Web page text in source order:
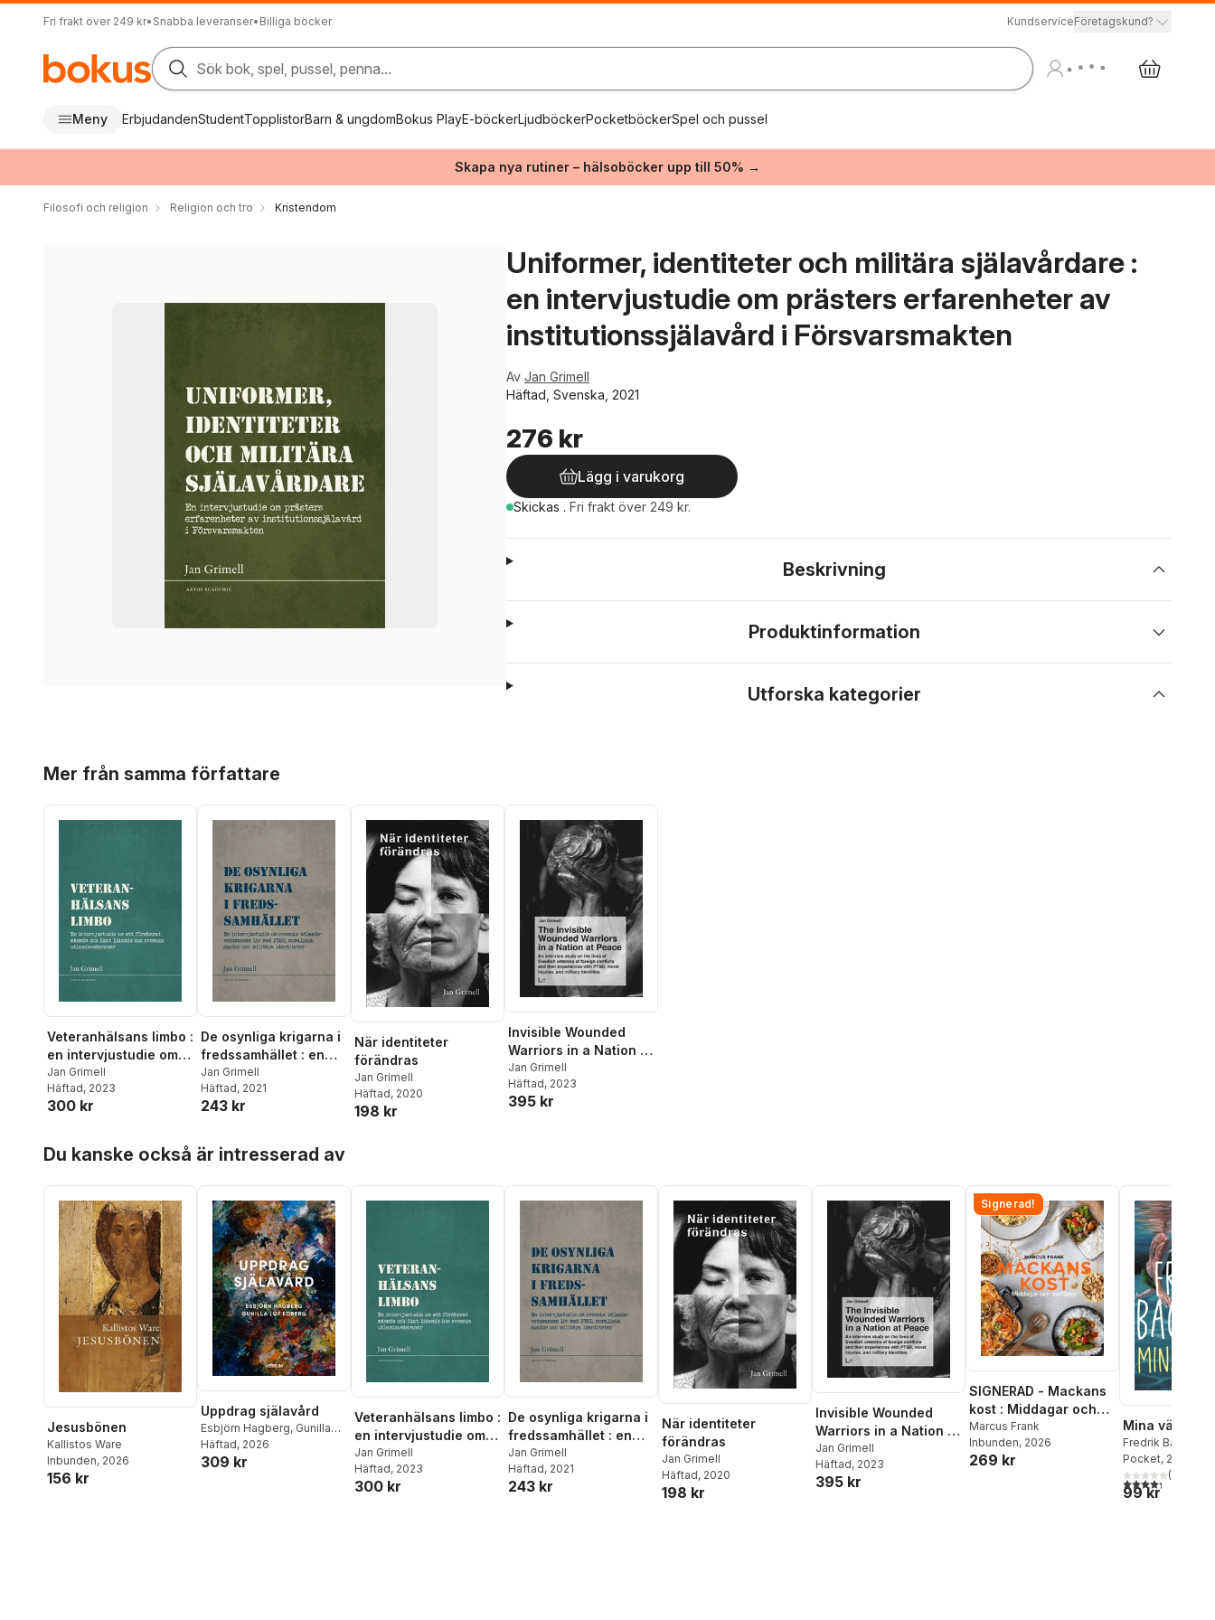
Fri frakt över 249 kr• Snabba leveranser• Billiga böcker KundserviceFöretagskund?
Sök bok, spel, pussel, penna...
Meny ErbjudandenStudentTopplistorBarn & ungdomBokus PlayE-böckerLjudböckerPocketböckerSpel och pussel
Skapa nya rutiner – hälsoböcker upp till 50% →
Filosofi och religion Religion och tro Kristendom
Uniformer, identiteter och militära själavårdare :
en intervjustudie om prästers erfarenheter av
institutionssjälavård i Försvarsmakten
Av Jan Grimell
Häftad, Svenska, 2021
276 kr
Lägg i varukorg
Skickas . Fri frakt över 249 kr.
Beskrivning
Produktinformation
Utforska kategorier
Mer från samma författare
Veteranhälsans limbo :
en intervjustudie om
ett försämrat mående
och ökat lidande hos
svenska
Jan Grimell
Häftad, 2023
300 kr
De osynliga krigarna i
fredssamhället : en
intervjustudie om
svenska
utlandsveteraners liv
skador och militära
identiteter
Jan Grimell
Häftad, 2021
243 kr
När identiteter
förändras
Jan Grimell
Häftad, 2020
198 kr
Invisible Wounded
Warriors in a Nation at
Peace
Jan Grimell
Häftad, 2023
395 kr
Du kanske också är intresserad av
Jesusbönen
Kallistos Ware
Inbunden, 2026
156 kr
Uppdrag själavård
Esbjörn Hagberg, Gunilla
Löf Edberg
Häftad, 2026
309 kr
Veteranhälsans limbo :
en intervjustudie om
ett försämrat mående
och ökat lidande hos
svenska
Jan Grimell
Häftad, 2023
300 kr
De osynliga krigarna i
fredssamhället : en
intervjustudie om
svenska
utlandsveteraners liv
Jan Grimell
Häftad, 2021
243 kr
När identiteter
förändras
Jan Grimell
Häftad, 2020
198 kr
Invisible Wounded
Warriors in a Nation at
Peace
Jan Grimell
Häftad, 2023
395 kr
Signerad!
SIGNERAD - Mackans
kost : Middagar och
matlådor
Marcus Frank
Inbunden, 2026
269 kr
Mina vänner
Fredrik Backman
Pocket, 2026
4,3utav 5(
99 kr